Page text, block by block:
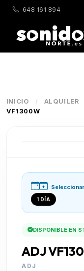
648 161 894
INICIO / ALQUILER
VF1300W
1 DÍA
DISPONIBLE EN
ADJ
ADJ